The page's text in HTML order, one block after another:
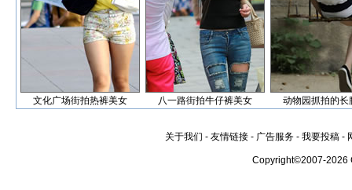
文化广场街拍热裤美女 八一路街拍牛仔裤美女 动物园抓拍的长
关于我们 - 友情链接 - 广告服务 - 我要投稿 -
Copyright©2007-2026